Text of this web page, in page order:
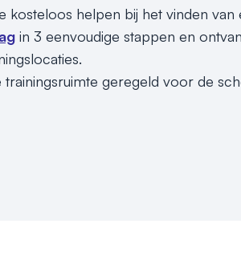
kosteloos helpen bij het vinden
in 3 eenvoudige stappen en
geregeld voor de